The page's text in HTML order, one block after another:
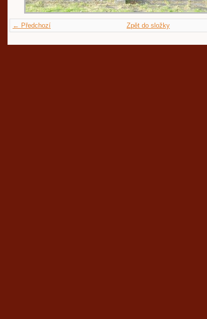
← Předchozí Zpět do složky